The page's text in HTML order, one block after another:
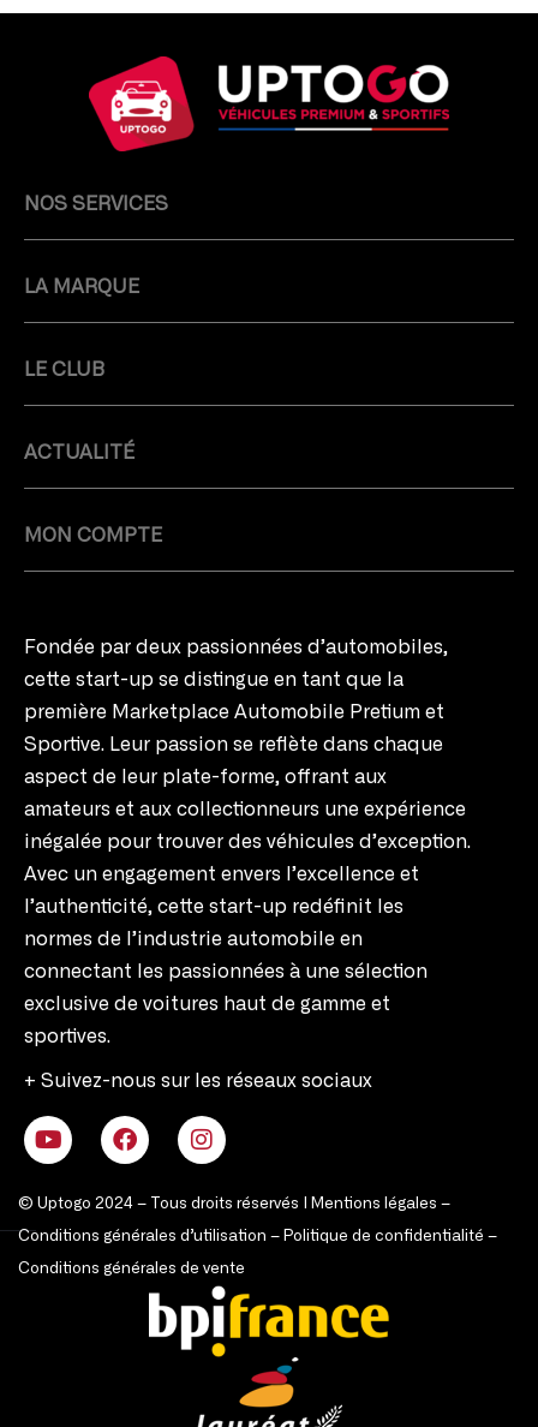
NOS SERVICES
LA MARQUE
LE CLUB
ACTUALITÉ
MON COMPTE
Fondée par deux passionnées d’automobiles,
cette start-up se distingue en tant que la
première Marketplace Automobile Pretium et
Sportive. Leur passion se reflète dans chaque
aspect de leur plate-forme, offrant aux
amateurs et aux collectionneurs une expérience
inégalée pour trouver des véhicules d’exception.
Avec un engagement envers l’excellence et
l’authenticité, cette start-up redéfinit les
normes de l’industrie automobile en
connectant les passionnées à une sélection
exclusive de voitures haut de gamme et
sportives.
+ Suivez-nous sur les réseaux sociaux
© Uptogo 2024 – Tous droits réservés | Mentions légales –
Conditions générales d’utilisation – Politique de confidentialité –
Conditions générales de vente